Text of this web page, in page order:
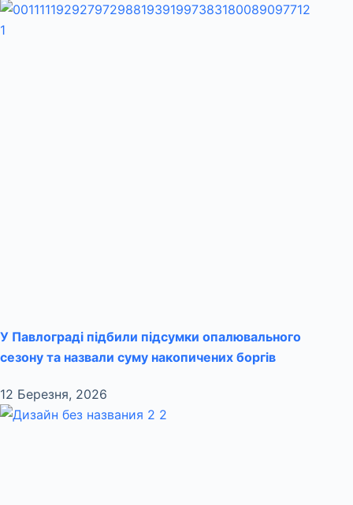
У Павлограді підбили підсумки опалювального
сезону та назвали суму накопичених боргів
12 Березня, 2026